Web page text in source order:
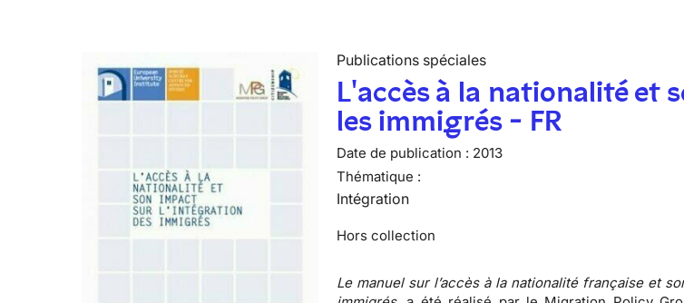
Publications spéciales
L'accès à la nationalité et
les immigrés - FR
Date de publication : 2013
Thématique :
Intégration
Hors collection
Le manuel sur l’accès à la nationalité française et